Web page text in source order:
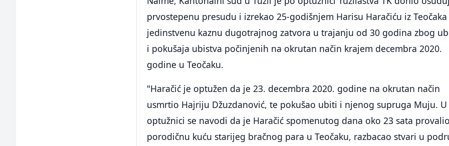
prvostepenu presudu i izrekao 25-godišnjem Harisu Haračiću iz Teočaka
jedinstvenu kaznu dugotrajnog zatvora u trajanju od 30 godina zbog
i pokušaja ubistva počinjenih na okrutan način krajem decembra 2020.
godine u Teočaku.
"Haračić je optužen da je 23. decembra 2020. godine na okrutan način
usmrtio Hajriju Džuzdanović, te pokušao ubiti i njenog supruga Muju. U
optužnici se navodi da je Haračić spomenutog dana oko 23 sata
porodičnu kuću starijeg bračnog para u Teočaku, razbacao stvari u